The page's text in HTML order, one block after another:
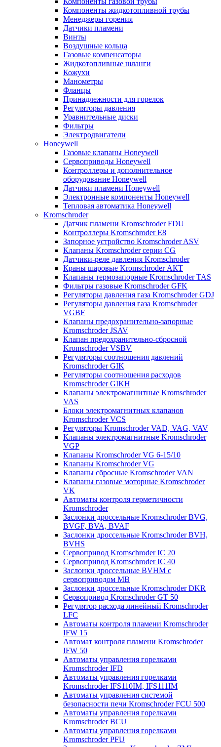
Компоненты жидкотопливной трубы
Менеджеры горения
Датчики пламени
Винты
Воздушные кольца
Газовые компенсаторы
Жидкотопливные шланги
Кожухи
Манометры
Фланцы
Принадлежности для горелок
Регуляторы давления
Уравнительные диски
Фильтры
Электродвигатели
Honeywell
Газовые клапаны Honeywell
Сервоприводы Honeywell
Контроллеры и дополнительное
оборудование Honeywell
Датчики пламени Honeywell
Электронные компоненты Honeywell
Тепловая автоматика Honeywell
Kromschroder
Датчик пламени Kromschroder FDU
Контроллеры Kromschroder E8
Запорное устройство Kromschroder ASV
Клапаны Kromschroder серии CG
Датчики-реле давления Kromschroder
Краны шаровые Kromschroder АКТ
Клапаны термозапорные Kromschroder TAS
Фильтры газовые Kromschroder GFK
Регуляторы давления газа Kromschroder GDJ
Регуляторы давления газа Kromschroder
VGBF
Клапаны предохранительно-запорные
Kromschroder JSAV
Клапан предохранительно-сбросной
Kromschroder VSBV
Регуляторы соотношения давлений
Kromschroder GIK
Регуляторы соотношения расходов
Kromschroder GIKH
Клапаны электромагнитные Kromschroder
VAS
Блоки электромагнитных клапанов
Kromschroder VCS
Регуляторы Kromschroder VAD, VAG, VAV
Клапаны электромагнитные Kromschroder
VGP
Клапаны Kromschroder VG 6-15/10
Клапаны Kromschroder VG
Клапаны сбросные Kromschroder VAN
Клапаны газовые моторные Kromschroder
VK
Автоматы контроля герметичности
Kromschroder
Заслонки дроссельные Kromschroder BVG,
BVGF, BVA, BVAF
Заслонки дроссельные Kromschroder BVH,
BVHS
Сервопривод Kromschroder IC 20
Сервопривод Kromschroder IC 40
Заслонки дроссельные BVHM с
сервоприводом МВ
Заслонки дроссельные Kromschroder DKR
Cервопривод Kromschroder GT 50
Регулятор расхода линейный Kromschroder
LFC
Автоматы контроля пламени Kromschroder
IFW 15
Автомат контроля пламени Kromschroder
IFW 50
Автоматы управления горелками
Kromschroder IFD
Автоматы управления горелками
Kromschroder IFS110IM, IFS111IM
Автоматы управления системой
безопасности печи Kromschroder FCU 500
Автоматы управления горелками
Kromschroder BCU
Автоматы управления горелками
Kromschroder PFU